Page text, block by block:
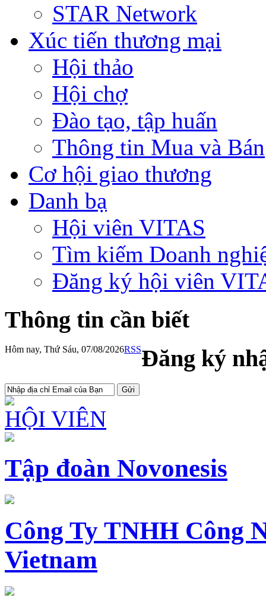
STAR Network
Xúc tiến thương mại
Hội thảo
Hội chợ
Đào tạo, tập huấn
Thông tin Mua và Bán
Cơ hội giao thương
Danh bạ
Hội viên VITAS
Tìm kiếm Doanh
Đăng ký hội viên
Thông tin cần biết
Hôm nay, Thứ Sáu, 07/08/2026RSSĐăng ký
HỘI VIÊN
Tập đoàn Novonesis
Công Ty TNHH Công
Vietnam